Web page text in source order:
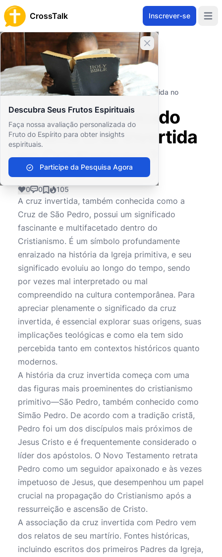
CrossTalk Inscrever-se
Fechar banner
Descubra Seus Frutos Espirituais
Faça nossa avaliação personalizada do
Fruto do Espírito para obter insights
espirituais.
Participe da Pesquisa Agora
Home
Arquivo de Perguntas
Eventos e Símbolos Religiosos
Símbolos Bíblicos
Qual é o significado de uma cruz invertida no
Qual é o significado
de uma cruz invertida
no Cristianismo?
0 0 105
A cruz invertida, também conhecida como a
Cruz de São Pedro, possui um significado
fascinante e multifacetado dentro do
Cristianismo. É um símbolo profundamente
enraizado na história da Igreja primitiva, e seu
significado evoluiu ao longo do tempo, sendo
por vezes mal interpretado ou mal
compreendido na cultura contemporânea. Para
apreciar plenamente o significado da cruz
invertida, é essencial explorar suas origens, suas
implicações teológicas e como ela tem sido
percebida tanto em contextos históricos quanto
modernos.
A história da cruz invertida começa com uma
das figuras mais proeminentes do cristianismo
primitivo—São Pedro, também conhecido como
Simão Pedro. De acordo com a tradição cristã,
Pedro foi um dos discípulos mais próximos de
Jesus Cristo e é frequentemente considerado o
líder dos apóstolos. O Novo Testamento retrata
Pedro como um seguidor apaixonado e às vezes
impetuoso de Jesus, que desempenhou um papel
crucial na propagação do Cristianismo após a
ressurreição e ascensão de Cristo.
A associação da cruz invertida com Pedro vem
dos relatos de seu martírio. Fontes históricas,
incluindo escritos dos primeiros Padres da Igreja,